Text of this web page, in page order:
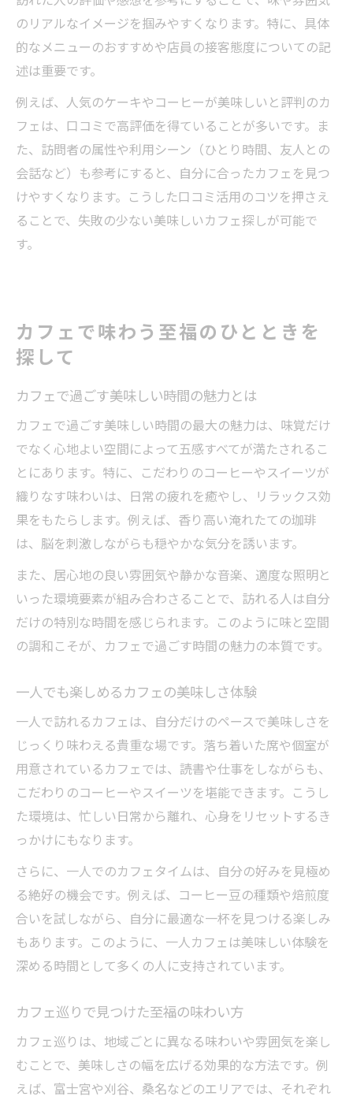
のリアルなイメージを掴みやすくなります。特に、具体
的なメニューのおすすめや店員の接客態度についての記
述は重要です。
例えば、人気のケーキやコーヒーが美味しいと評判のカ
フェは、口コミで高評価を得ていることが多いです。ま
た、訪問者の属性や利用シーン（ひとり時間、友人との
会話など）も参考にすると、自分に合ったカフェを見つ
けやすくなります。こうした口コミ活用のコツを押さえ
ることで、失敗の少ない美味しいカフェ探しが可能で
す。
カフェで味わう至福のひとときを
探して
カフェで過ごす美味しい時間の魅力とは
カフェで過ごす美味しい時間の最大の魅力は、味覚だけ
でなく心地よい空間によって五感すべてが満たされるこ
とにあります。特に、こだわりのコーヒーやスイーツが
織りなす味わいは、日常の疲れを癒やし、リラックス効
果をもたらします。例えば、香り高い淹れたての珈琲
は、脳を刺激しながらも穏やかな気分を誘います。
また、居心地の良い雰囲気や静かな音楽、適度な照明と
いった環境要素が組み合わさることで、訪れる人は自分
だけの特別な時間を感じられます。このように味と空間
の調和こそが、カフェで過ごす時間の魅力の本質です。
一人でも楽しめるカフェの美味しさ体験
一人で訪れるカフェは、自分だけのペースで美味しさを
じっくり味わえる貴重な場です。落ち着いた席や個室が
用意されているカフェでは、読書や仕事をしながらも、
こだわりのコーヒーやスイーツを堪能できます。こうし
た環境は、忙しい日常から離れ、心身をリセットするき
っかけにもなります。
さらに、一人でのカフェタイムは、自分の好みを見極め
る絶好の機会です。例えば、コーヒー豆の種類や焙煎度
合いを試しながら、自分に最適な一杯を見つける楽しみ
もあります。このように、一人カフェは美味しい体験を
深める時間として多くの人に支持されています。
カフェ巡りで見つけた至福の味わい方
カフェ巡りは、地域ごとに異なる味わいや雰囲気を楽し
むことで、美味しさの幅を広げる効果的な方法です。例
えば、富士宮や刈谷、桑名などのエリアでは、それぞれ